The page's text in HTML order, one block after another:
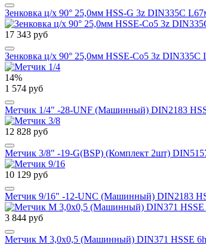
Зенковка ц/х 90° 25,0мм HSS-G 3z DIN335C
17 343 руб
Зенковка ц/х 90° 25,0мм HSSE-Co5 3z
14%
1 574 руб
Метчик 1/4" -28-UNF (Машинный) DIN2183
12 828 руб
Метчик 3/8" -19-G(BSP) (Комплект 2шт)
10 129 руб
Метчик 9/16" -12-UNC (Машинный) DIN2183
3 844 руб
Метчик М 3,0х0,5 (Машинный) DIN371 HSSE 6h